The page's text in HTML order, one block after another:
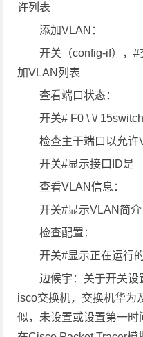
许列表
添加VLAN：
开关（config-if），
加VLAN列表
查看端口状态：
开关# F0 \ \/
检查主干端口以允许
开关#显示接口ID是
查看VLAN信息：
开关#显示VLAN简介
检查配置：
开关#显示正在运行
边候宇：关于开关
isco交换机，交换机华为
似，未设置或设置第一